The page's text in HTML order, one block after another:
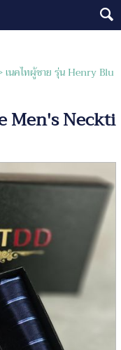
นคไทผู้ชาย รุ่น Henry Blu
Men's Neckti